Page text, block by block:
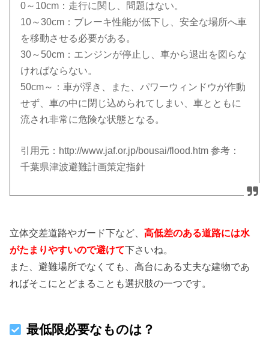
0～10cm：走行に関し、問題はない。
10～30cm：ブレーキ性能が低下し、安全な場所へ車
を移動させる必要がある。
30～50cm：エンジンが停止し、車から退出を図らな
ければならない。
50cm～：車が浮き、また、パワーウィンドウが作動
せず、車の中に閉じ込められてしまい、車とともに
流され非常に危険な状態となる。
引用元：http://www.jaf.or.jp/bousai/flood.htm 参考：
千葉県津波避難計画策定指針
立体交差道路やガード下など、高低差のある道路には水
がたまりやすいので避けて下さいね。
また、避難場所でなくても、高台にある丈夫な建物であ
ればそこにとどまることも選択肢の一つです。
最低限必要なものは？